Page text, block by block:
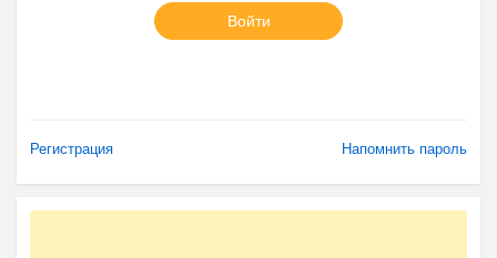
Войти
Регистрация Напомнить пароль